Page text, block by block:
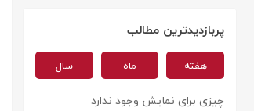
پربازدیدترین مطالب
هفته ماه سال
چیزی برای نمایش وجود ندارد